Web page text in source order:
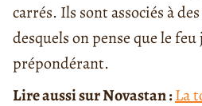
carrés. Ils sont associés à
desquels on pense que le
prépondérant.
Lire aussi sur Novastan :La